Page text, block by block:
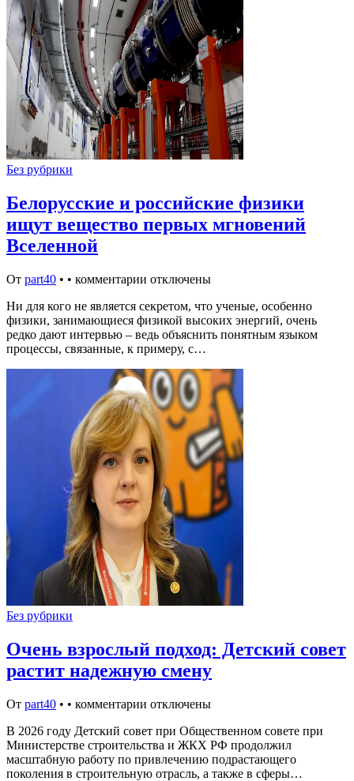
Без рубрики
Белорусские и российские физики
ищут вещество первых мгновений
Вселенной
От part40 • • комментарии отключены
Ни для кого не является секретом, что ученые, особенно
физики, занимающиеся физикой высоких энергий, очень
редко дают интервью – ведь объяснить понятным языком
процессы, связанные, к примеру, с…
Без рубрики
Очень взрослый подход: Детский совет
растит надежную смену
От part40 • • комментарии отключены
В 2026 году Детский совет при Общественном совете при
Министерстве строительства и ЖКХ РФ продолжил
масштабную работу по привлечению подрастающего
поколения в строительную отрасль, а также в сферы…